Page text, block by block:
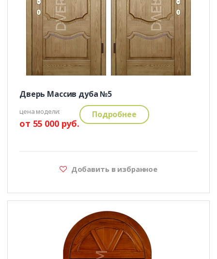
Дверь Массив дуба №5
цена модели:
от 55 000 руб.
Подробнее
Добавить в избранное